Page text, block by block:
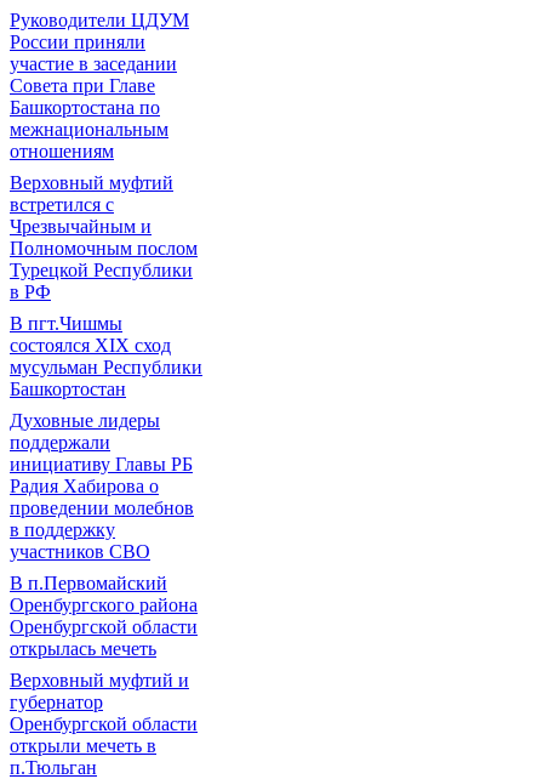
Руководители ЦДУМ
России приняли
участие в заседании
Совета при Главе
Башкортостана по
межнациональным
отношениям
Верховный муфтий
встретился с
Чрезвычайным и
Полномочным послом
Турецкой Республики
в РФ
В пгт.Чишмы
состоялся XIX сход
мусульман Республики
Башкортостан
Духовные лидеры
поддержали
инициативу Главы РБ
Радия Хабирова о
проведении молебнов
в поддержку
участников СВО
В п.Первомайский
Оренбургского района
Оренбургской области
открылась мечеть
Верховный муфтий и
губернатор
Оренбургской области
открыли мечеть в
п.Тюльган